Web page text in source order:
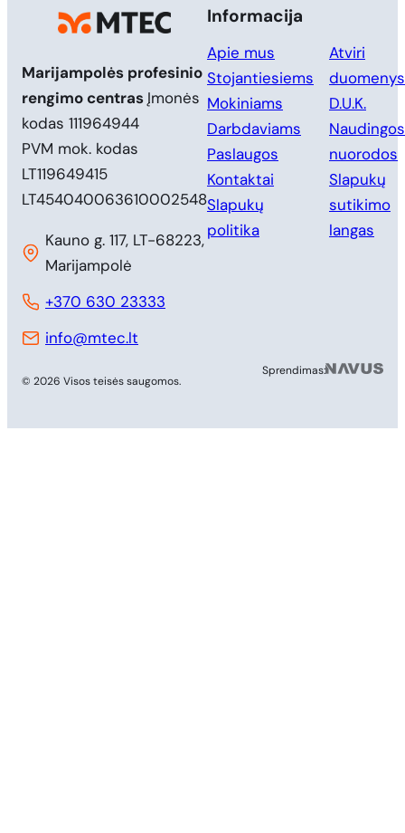
Marijampolės profesinio
rengimo centras Įmonės
kodas 111964944
PVM mok. kodas
LT119649415
LT454040063610002548
Kauno g. 117, LT-68223,
Marijampolė
+370 630 23333
info@mtec.lt
Informacija
Apie mus
Stojantiesiems
Mokiniams
Darbdaviams
Paslaugos
Kontaktai
Slapukų
politika
Atviri
duomenys
D.U.K.
Naudingos
nuorodos
Slapukų
sutikimo
langas
© 2026 Visos teisės saugomos.
Sprendimas: MB